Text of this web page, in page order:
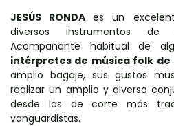
JESÚS RONDAes un
diversos instrumentos
Acompañante habitual de
intérpretes de música folk de
amplio bagaje, sus gustos
realizar un amplio y diverso
desde las de corte más
vanguardistas.